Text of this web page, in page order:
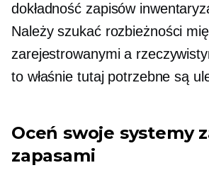
dokładność zapisów
Należy szukać rozbieżności
zarejestrowanymi a
to właśnie tutaj potrzebne są
Oceń swoje systemy
zapasami